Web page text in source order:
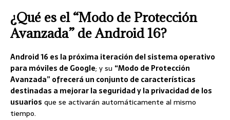
¿Qué es el “Modo de Protección
Avanzada” de Android 16?
Android 16 es la próxima iteración del sistema operativo
para móviles de Google; y su “Modo de Protección
Avanzada” ofrecerá un conjunto de características
destinadas a mejorar la seguridad y la privacidad de los
usuarios que se activarán automáticamente al mismo
tiempo.